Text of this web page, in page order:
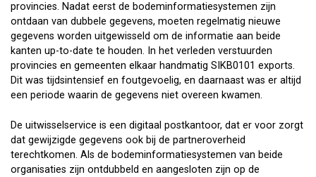
provincies. Nadat eerst de bodeminformatiesystemen zijn
ontdaan van dubbele gegevens, moeten regelmatig nieuwe
gegevens worden uitgewisseld om de informatie aan beide
kanten up-to-date te houden. In het verleden verstuurden
provincies en gemeenten elkaar handmatig SIKB0101 exports.
Dit was tijdsintensief en foutgevoelig, en daarnaast was er altijd
een periode waarin de gegevens niet overeen kwamen.
De uitwisselservice is een digitaal postkantoor, dat er voor zorgt
dat gewijzigde gegevens ook bij de partneroverheid
terechtkomen. Als de bodeminformatiesystemen van beide
organisaties zijn ontdubbeld en aangesloten zijn op de